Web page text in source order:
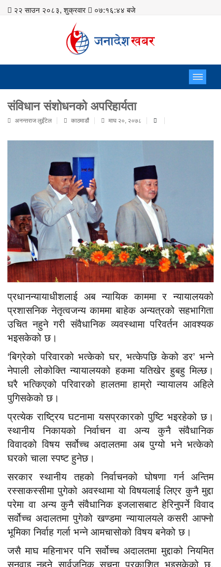
२२ साउन २०८३, शुक्रवार ०७:१६:४६ बजे
संविधान संशोधनको अपरिहार्यता
अनन्तराज लुइँटेल काठमाडौं माघ २०, २०७८
प्रधानन्यायाधीशलाई अब न्यायिक काममा र न्यायालयको
प्रशासनिक नेतृत्वजन्य काममा बाहेक अन्यत्रको सहभागिता
उचित नहुने गरी संवैधानिक व्यवस्थामा परिवर्तन आवश्यक
भइसकेको छ।
‘बिग्रेको परिवारको भत्केको घर, भत्केपछि केको डर’ भन्ने
नेपाली लोकोक्ति न्यायालयको हकमा यतिखेर हुबहु मिल्छ।
घरै भत्किएको परिवारको हालतमा हाम्रो न्यायालय अहिले
पुगिसकेको छ।
प्रत्येक राष्ट्रिय घटनामा यसप्रकारको पुष्टि भइरहेको छ।
स्थानीय निकायको निर्वाचन वा अन्य कुनै संवैधानिक
विवादको विषय सर्वोच्च अदालतमा अब पुग्यो भने भत्केको
घरको चाला स्पष्ट हुनेछ।
सरकार स्थानीय तहको निर्वाचनको घोषणा गर्न अन्तिम
रस्साकस्सीमा पुगेको अवस्थामा यो विषयलाई लिएर कुनै मुद्दा
परेमा वा अन्य कुनै संवैधानिक इजलासबाट हेरिनुपर्ने विवाद
सर्वोच्च अदालतमा पुगेको खण्डमा न्यायालयले कसरी आफ्नो
भूमिका निर्वाह गर्ला भन्ने आमचासोको विषय बनेको छ।
जसै माघ महिनाभर पनि सर्वोच्च अदालतमा मुद्दाको नियमित
सुनुवाइ नहुने सार्वजनिक सूचना प्रकाशित भइसकेको छ,